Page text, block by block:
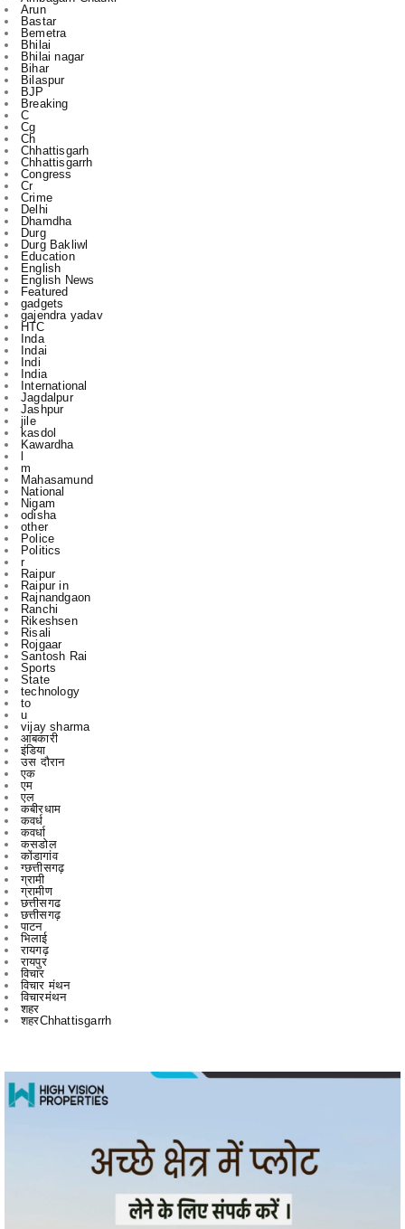
Bhilai nagar
Bihar
Bilaspur
BJP
Breaking
C
Cg
Ch
Chhattisgarh
Chhattisgarrh
Congress
Cr
Crime
Delhi
Dhamdha
Durg
Durg Bakliwl
Education
English
English News
Featured
gadgets
gajendra yadav
HTC
Inda
Indai
Indi
India
International
Jagdalpur
Jashpur
jile
kasdol
Kawardha
l
m
Mahasamund
National
Nigam
odisha
other
Police
Politics
r
Raipur
Raipur in
Rajnandgaon
Ranchi
Rikeshsen
Risali
Rojgaar
Santosh Rai
Sports
State
technology
to
u
vijay sharma
आबकारी
इंडिया
उस दौरान
एक
एम
एल
कबीरधाम
कवर्ध
कवर्धा
कसडोल
कोंडागांव
ग्छत्तीसगढ़
ग्रामी
ग्रामीण
छत्तीसगढ
छत्तीसगढ़
पाटन
भिलाई
रायगढ़
रायपुर
विचार
विचार मंथन
विचारमंथन
शहर
शहरChhattisgarrh